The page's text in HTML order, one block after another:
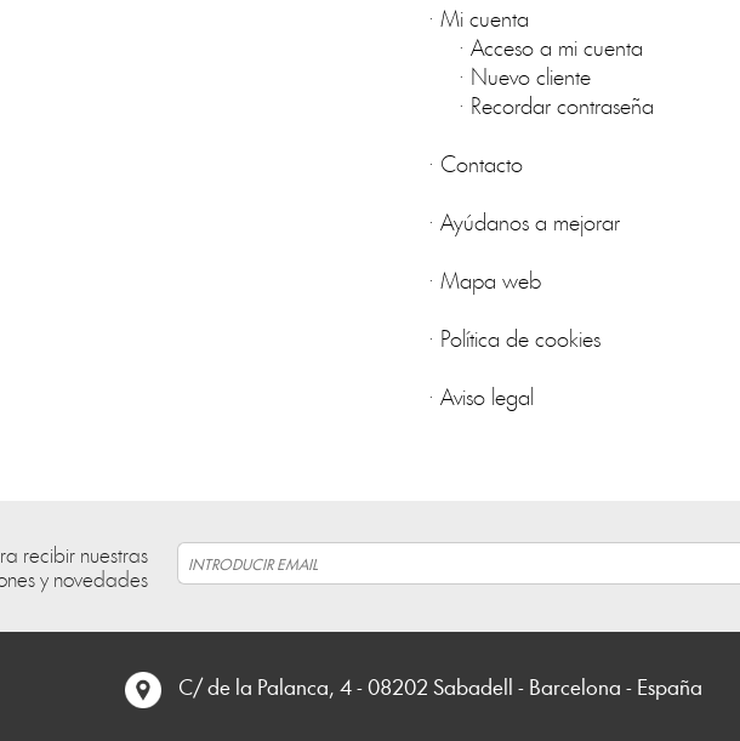
· Mi cuenta
· Acceso a mi cuenta
· Nuevo cliente
· Recordar contraseña
· Contacto
· Ayúdanos a mejorar
· Mapa web
· Política de cookies
· Aviso legal
recibir nuestras
y novedades
C/ de la Palanca, 4 - 08202 Sabadell - Barcelona - España